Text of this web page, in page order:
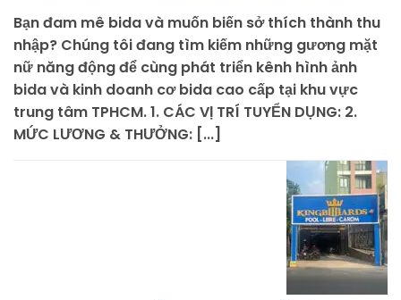
Bạn đam mê bida và muốn biến sở thích thành thu
nhập? Chúng tôi đang tìm kiếm những gương mặt
nữ năng động để cùng phát triển kênh hình ảnh
bida và kinh doanh cơ bida cao cấp tại khu vực
trung tâm TPHCM. 1. CÁC VỊ TRÍ TUYỂN DỤNG: 2.
MỨC LƯƠNG & THƯỞNG: [...]